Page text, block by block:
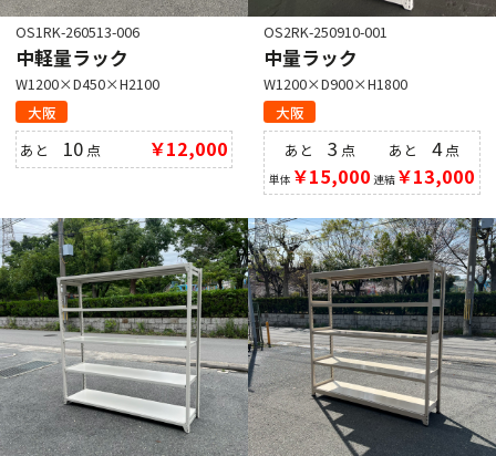
OS1RK-260513-006
中軽量ラック
W1200×D450×H2100
大阪
あと 10 点 ￥12,000
OS2RK-250910-001
中量ラック
W1200×D900×H1800
大阪
あと3 点
単体 ￥15,000
あと 4点
連結￥13,000